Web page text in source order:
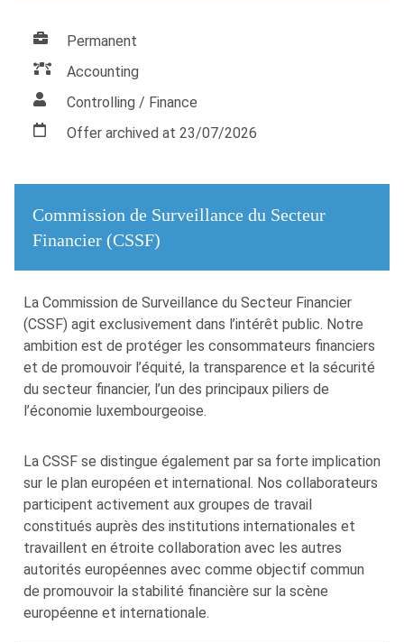
Permanent
Accounting
Controlling / Finance
Offer archived at 23/07/2026
Commission de Surveillance du Secteur
Financier (CSSF)
La Commission de Surveillance du Secteur Financier
(CSSF) agit exclusivement dans l’intérêt public. Notre
ambition est de protéger les consommateurs financiers
et de promouvoir l’équité, la transparence et la sécurité
du secteur financier, l’un des principaux piliers de
l’économie luxembourgeoise.
La CSSF se distingue également par sa forte implication
sur le plan européen et international. Nos collaborateurs
participent activement aux groupes de travail
constitués auprès des institutions internationales et
travaillent en étroite collaboration avec les autres
autorités européennes avec comme objectif commun
de promouvoir la stabilité financière sur la scène
européenne et internationale.